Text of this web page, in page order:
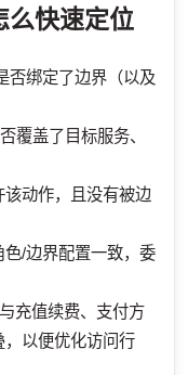
么快速定位
否绑定了边界（以及
覆盖了目标服务、
动作，且没有被边
/边界配置一致，委
充值续费、支付方
以便优化访问行